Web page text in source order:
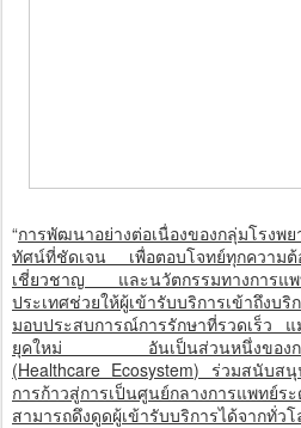
“การพัฒนาอย่างต่อเนื่องของกลุ่มโรง
ทัศน์ที่ชัดเจน เพื่อตอบโจทย์ทุกความ
เชี่ยวชาญ และนวัตกรรมทางการแ
ประเทศช่วยให้ผู้เข้ารับบริการเข้าถึงบ
มอบประสบการณ์การรักษาที่รวดเร็ว
ยุคใหม่ อันเป็นส่วนหนึ่งของการ
(Healthcare Ecosystem) ร่วมสนับส
การก้าวสู่การเป็นศูนย์กลางการแพท
สามารถดึงดูดผู้เข้ารับบริการได้จากทั่ว